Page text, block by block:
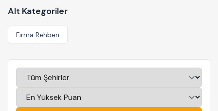
Alt Kategoriler
Firma Rehberi